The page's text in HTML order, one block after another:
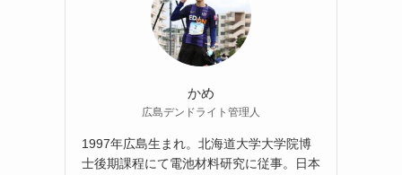
かめ
広島デンドライト管理人
1997年広島生まれ。北海道大学大学院博
士後期課程にて電池材料研究に従事。日本